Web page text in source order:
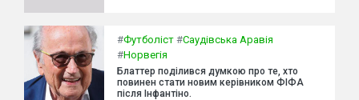
#Футболіст #Саудівська Аравія
#Норвегія
Блаттер поділився думкою про те, хто
повинен стати новим керівником ФІФА
після Інфантіно.